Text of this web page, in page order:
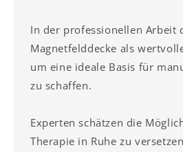
In der professionellen Arbeit
Magnetfelddecke als
um eine ideale Basis für
zu schaffen.
Experten schätzen die
Therapie in Ruhe zu